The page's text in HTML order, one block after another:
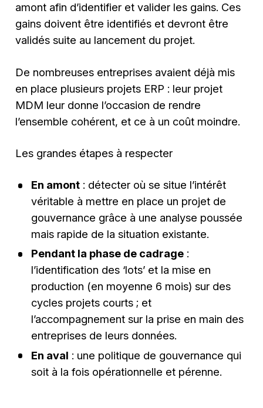
amont afin d’identifier et valider les gains. Ces
gains doivent être identifiés et devront être
validés suite au lancement du projet.
De nombreuses entreprises avaient déjà mis
en place plusieurs projets ERP : leur projet
MDM leur donne l’occasion de rendre
l’ensemble cohérent, et ce à un coût moindre.
Les grandes étapes à respecter
En amont: détecter où se situe l’intérêt
véritable à mettre en place un projet de
gouvernance grâce à une analyse poussée
mais rapide de la situation existante.
Pendant la phase de cadrage:
l’identification des ‘lots’ et la mise en
production (en moyenne 6 mois) sur des
cycles projets courts ; et
l’accompagnement sur la prise en main des
entreprises de leurs données.
En aval : une politique de gouvernance qui
soit à la fois opérationnelle et pérenne.